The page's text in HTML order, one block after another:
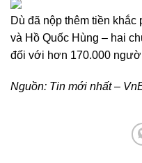
Dù đã nộp thêm tiền khắc
và Hồ Quốc Hùng – hai
đối với hơn 170.000
Nguồn: Tin mới nhất –